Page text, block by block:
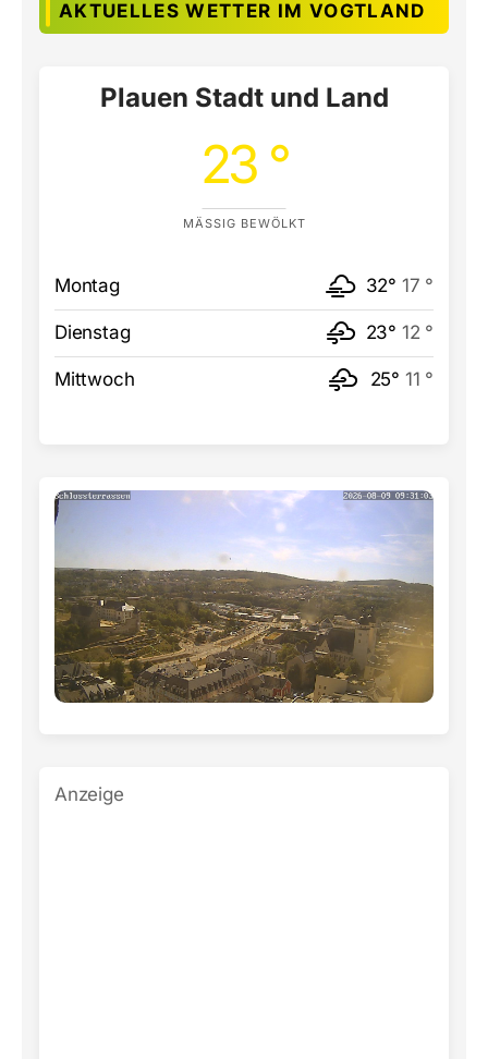
AKTUELLES WETTER IM VOGTLAND
Plauen Stadt und Land
23 °
MÄSSIG BEWÖLKT
Montag 32° 17 °
Dienstag 23° 12 °
Mittwoch 25° 11 °
Anzeige